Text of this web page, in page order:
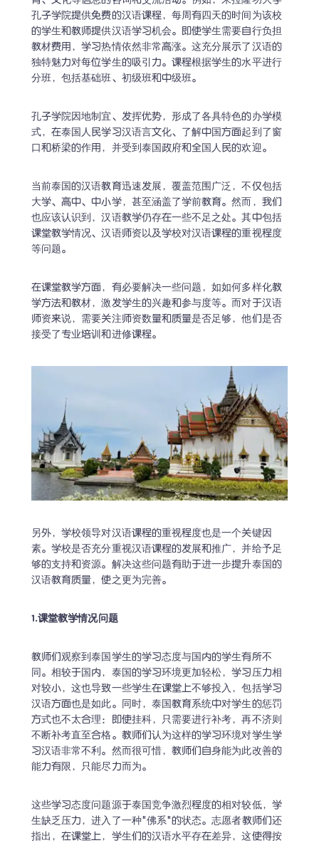
孔子学院提供免费的汉语课程，每周有四天的时间为该校
的学生和教师提供汉语学习机会。即使学生需要自行负担
教材费用，学习热情依然非常高涨。这充分展示了汉语的
独特魅力对每位学生的吸引力。课程根据学生的水平进行
分班，包括基础班、初级班和中级班。
孔子学院因地制宜、发挥优势，形成了各具特色的办学模
式，在泰国人民学习汉语言文化、了解中国方面起到了窗
口和桥梁的作用，并受到泰国政府和全国人民的欢迎。
当前泰国的汉语教育迅速发展，覆盖范围广泛，不仅包括
大学、高中、中小学，甚至涵盖了学前教育。然而，我们
也应该认识到，汉语教学仍存在一些不足之处。其中包括
课堂教学情况、汉语师资以及学校对汉语课程的重视程度
等问题。
在课堂教学方面，有必要解决一些问题，如如何多样化教
学方法和教材，激发学生的兴趣和参与度等。而对于汉语
师资来说，需要关注师资数量和质量是否足够，他们是否
接受了专业培训和进修课程。
另外，学校领导对汉语课程的重视程度也是一个关键因
素。学校是否充分重视汉语课程的发展和推广，并给予足
够的支持和资源。解决这些问题有助于进一步提升泰国的
汉语教育质量，使之更为完善。
1.课堂教学情况问题
教师们观察到泰国学生的学习态度与国内的学生有所不
同。相较于国内，泰国的学习环境更加轻松，学习压力相
对较小，这也导致一些学生在课堂上不够投入，包括学习
汉语方面也是如此。同时，泰国教育系统中对学生的惩罚
方式也不太合理：即使挂科，只需要进行补考，再不济则
不断补考直至合格。教师们认为这样的学习环境对学生学
习汉语非常不利。然而很可惜，教师们自身能为此改善的
能力有限，只能尽力而为。
这些学习态度问题源于泰国竞争激烈程度的相对较低，学
生缺乏压力，进入了一种"佛系"的状态。志愿者教师们还
指出，在课堂上，学生们的汉语水平存在差异，这使得按